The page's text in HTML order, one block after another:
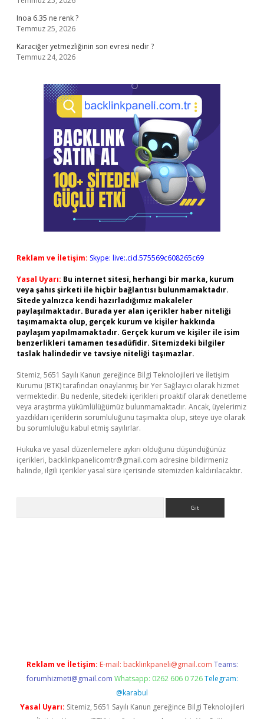
Inoa 6.35 ne renk ?
Temmuz 25, 2026
Karaciğer yetmezliğinin son evresi nedir ?
Temmuz 24, 2026
Reklam ve İletişim: Skype: live:.cid.575569c608265c69
Yasal Uyarı: Bu internet sitesi, herhangi bir marka, kurum
veya şahıs şirketi ile hiçbir bağlantısı bulunmamaktadır.
Sitede yalnızca kendi hazırladığımız makaleler
paylaşılmaktadır. Burada yer alan içerikler haber niteliği
taşımamakta olup, gerçek kurum ve kişiler hakkında
paylaşım yapılmamaktadır. Gerçek kurum ve kişiler ile isim
benzerlikleri tamamen tesadüfidir. Sitemizdeki bilgiler
taslak halindedir ve tavsiye niteliği taşımazlar.
Sitemiz, 5651 Sayılı Kanun gereğince Bilgi Teknolojileri ve İletişim
Kurumu (BTK) tarafından onaylanmış bir Yer Sağlayıcı olarak hizmet
vermektedir. Bu nedenle, sitedeki içerikleri proaktif olarak denetleme
veya araştırma yükümlülüğümüz bulunmamaktadır. Ancak, üyelerimiz
yazdıkları içeriklerin sorumluluğunu taşımakta olup, siteye üye olarak
bu sorumluluğu kabul etmiş sayılırlar.
Hukuka ve yasal düzenlemelere aykırı olduğunu düşündüğünüz
içerikleri, backlinkpanelicomtr@gmail.com adresine bildirmeniz
halinde, ilgili içerikler yasal süre içerisinde sitemizden kaldırılacaktır.
Reklam ve İletişim: E-mail: backlinkpaneli@gmail.com Teams:
forumhizmeti@gmail.com Whatsapp: 0262 606 0 726 Telegram:
@karabul
Yasal Uyarı: Sitemiz, 5651 Sayılı Kanun gereğince Bilgi Teknolojileri